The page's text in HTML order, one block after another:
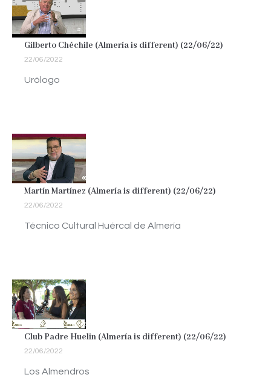
Gilberto Chéchile (Almería is different) (22/06/22)
22/06/2022
Urólogo
Martín Martínez (Almería is different) (22/06/22)
22/06/2022
Técnico Cultural Huércal de Almería
Club Padre Huelin (Almería is different) (22/06/22)
22/06/2022
Los Almendros